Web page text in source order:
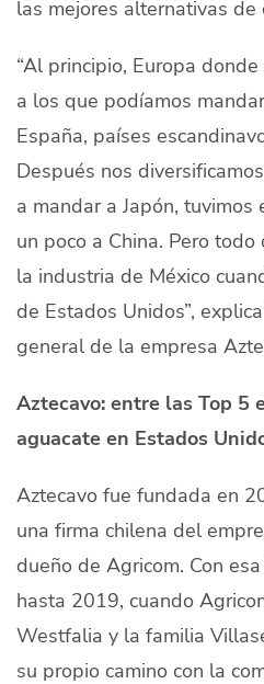
las mejores alternativas de
“Al principio, Europa
a los que podíamos
España, países
Después nos
a mandar a Japón, tuvimos
un poco a China. Pero
la industria de México
de Estados Unidos”,
general de la empresa
Aztecavo: entre las Top 5
aguacate en Estados
Aztecavo fue fundada en
una firma chilena del
dueño de Agricom. Con
hasta 2019, cuando
Westfalia y la familia
su propio camino con la